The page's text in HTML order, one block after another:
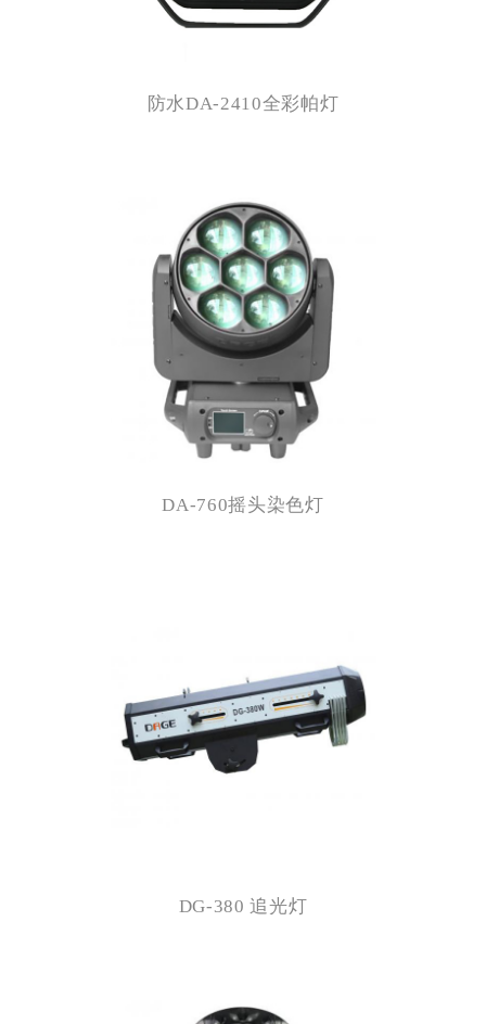
防水DA-2410全彩帕灯
DA-760摇头染色灯
DG-380 追光灯